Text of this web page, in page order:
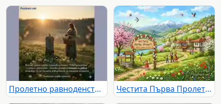
Пролетно равноденствие: Сцена на спокойствие и надежда Честита Първа Пролет: Българска картичка с цъфтяща природа, село и семейство в народни носии.